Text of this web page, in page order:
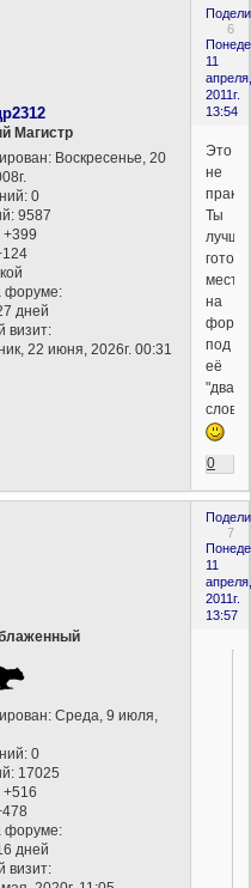
6
11
апреля,
2011г.
13:54
Магистр
: Воскресенье, 20
0
9587
+399
форуме:
дней
визит:
22 июня, 2026г. 00:31
Это
не
Ты
лучше
готовь
место
на
под
её
"два
0
7
11
апреля,
2011г.
13:57
: Среда, 9 июля,
0
17025
+516
форуме:
дней
визит: